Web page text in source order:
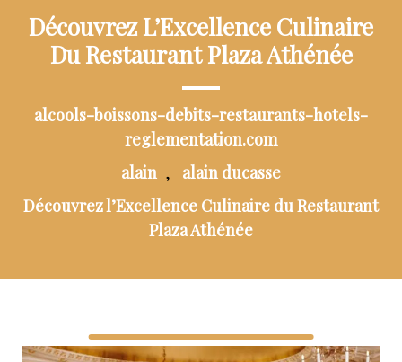
Découvrez L’Excellence Culinaire
Du Restaurant Plaza Athénée
alcools-boissons-debits-restaurants-hotels-
reglementation.com
alain ,
alain ducasse
Découvrez l’Excellence Culinaire du Restaurant
Plaza Athénée